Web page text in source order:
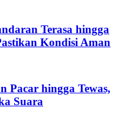
Terasa hingga
Kondisi Aman
Pacar hingga Tewas,
Suara